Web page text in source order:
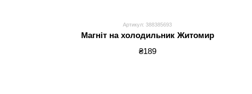
Артикул: 388385693
Магніт на холодильник Житомир
₴189